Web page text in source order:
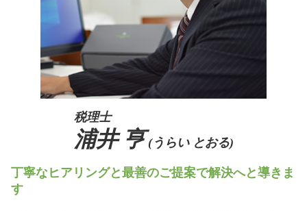
生前対策 大阪府
相続 吹田市
税理士
浦井 亨 (うらい とおる)
丁寧なヒアリングと最善のご提案で解決へと導きま
す